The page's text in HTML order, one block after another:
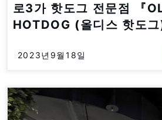
로3가 핫도그 전문점 『
HOTDOG (올디스 핫도
2023년9월18일